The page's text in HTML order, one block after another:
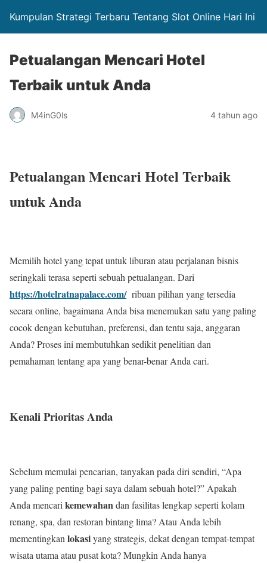
Kumpulan Strategi Terbaru Tentang Slot Online Hari Ini
Petualangan Mencari Hotel
Terbaik untuk Anda
M4inG0ls 4 tahun ago
Petualangan Mencari Hotel Terbaik
untuk Anda
Memilih hotel yang tepat untuk liburan atau perjalanan bisnis
seringkali terasa seperti sebuah petualangan. Dari
https://hotelratnapalace.com/ribuan pilihan yang tersedia
secara online, bagaimana Anda bisa menemukan satu yang paling
cocok dengan kebutuhan, preferensi, dan tentu saja, anggaran
Anda? Proses ini membutuhkan sedikit penelitian dan
pemahaman tentang apa yang benar-benar Anda cari.
Kenali Prioritas Anda
Sebelum memulai pencarian, tanyakan pada diri sendiri, “Apa
yang paling penting bagi saya dalam sebuah hotel?” Apakah
Anda mencarikemewahandan fasilitas lengkap seperti kolam
renang, spa, dan restoran bintang lima? Atau Anda lebih
mementingkanlokasiyang strategis, dekat dengan tempat-tempat
wisata utama atau pusat kota? Mungkin Anda hanya